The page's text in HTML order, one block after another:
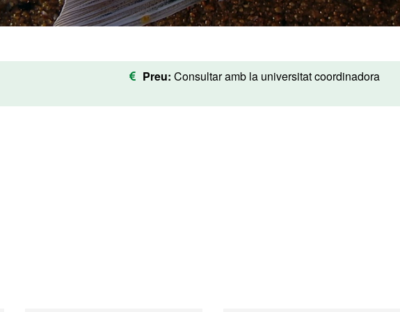
Preu: Consultar amb la universitat coordinadora